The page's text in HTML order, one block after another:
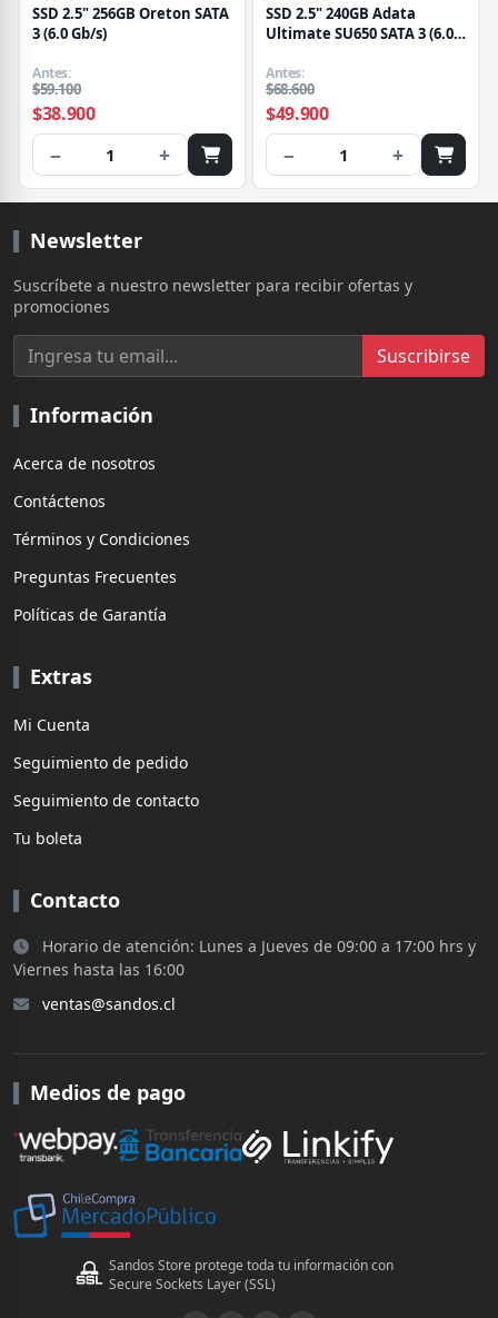
SSD 2.5" 256GB Oreton SATA
3 (6.0 Gb/s)
Antes:
$59.100
$38.900
− 1 +
SSD 2.5" 240GB Adata
Ultimate SU650 SATA 3 (6.0
Antes:
$68.600
$49.900
− 1 +
Newsletter
Suscríbete a nuestro newsletter para recibir ofertas y
promociones
Suscribirse
Información
Acerca de nosotros
Contáctenos
Términos y Condiciones
Preguntas Frecuentes
Políticas de Garantía
Extras
Mi Cuenta
Seguimiento de pedido
Seguimiento de contacto
Tu boleta
Contacto
Horario de atención: Lunes a Jueves de 09:00 a 17:00 hrs y
Viernes hasta las 16:00
ventas@sandos.cl
Medios de pago
Sandos Store protege toda tu información con
Secure Sockets Layer (SSL)